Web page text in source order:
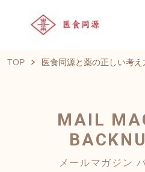
TOP 医食同源と薬の正しい考え
MAIL
メールマガジン